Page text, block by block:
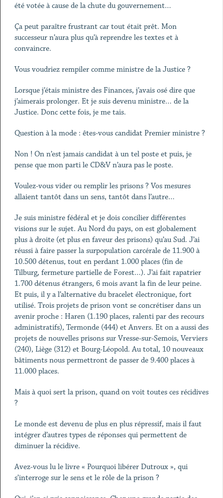
été votée à cause de la chute du gouvernement…
Ça peut paraître frustrant car tout était prêt. Mon
successeur n’aura plus qu’à reprendre les textes et à
convaincre.
Vous voudriez rempiler comme ministre de la Justice ?
Lorsque j’étais ministre des Finances, j’avais osé dire que
j’aimerais prolonger. Et je suis devenu ministre… de la
Justice. Donc cette fois, je me tais.
Question à la mode : êtes-vous candidat Premier ministre ?
Non ! On n’est jamais candidat à un tel poste et puis, je
pense que mon parti le CD&V n’aura pas le poste.
Voulez-vous vider ou remplir les prisons ? Vos mesures
allaient tantôt dans un sens, tantôt dans l’autre…
Je suis ministre fédéral et je dois concilier différentes
visions sur le sujet. Au Nord du pays, on est globalement
plus à droite (et plus en faveur des prisons) qu’au Sud. J’ai
réussi à faire passer la surpopulation carcérale de 11.900 à
10.500 détenus, tout en perdant 1.000 places (fin de
Tilburg, fermeture partielle de Forest…). J’ai fait rapatrier
1.700 détenus étrangers, 6 mois avant la fin de leur peine.
Et puis, il y a l’alternative du bracelet électronique, fort
utilisé. Trois projets de prison vont se concrétiser dans un
avenir proche : Haren (1.190 places, ralenti par des recours
administratifs), Termonde (444) et Anvers. Et on a aussi des
projets de nouvelles prisons sur Vresse-sur-Semois, Verviers
(240), Liège (312) et Bourg-Léopold. Au total, 10 nouveaux
bâtiments nous permettront de passer de 9.400 places à
11.000 places.
Mais à quoi sert la prison, quand on voit toutes ces récidives
?
Le monde est devenu de plus en plus répressif, mais il faut
intégrer d’autres types de réponses qui permettent de
diminuer la récidive.
Avez-vous lu le livre « Pourquoi libérer Dutroux », qui
s’interroge sur le sens et le rôle de la prison ?